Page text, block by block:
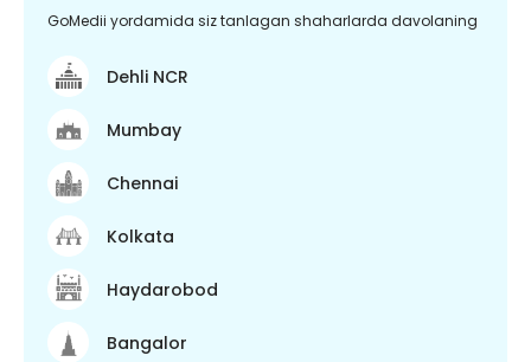
GoMedii yordamida siz tanlagan shaharlarda davolaning
Dehli NCR
Mumbay
Chennai
Kolkata
Haydarobod
Bangalor